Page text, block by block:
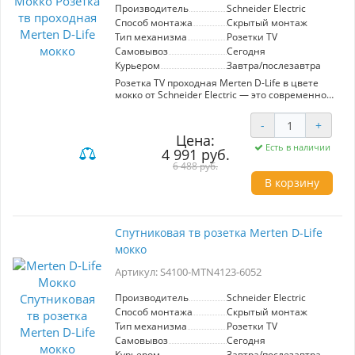
Производитель
Schneider Electric
Способ монтажа
Скрытый монтаж
Тип механизма
Розетки TV
Самовывоз
Сегодня
Курьером
Завтра/послезавтра
Розетка TV проходная Merten D-Life в цвете
мокко от Schneider Electric — это современное
видеосигналов в вашем интерьере. Эта
модель сочетает в себе стильный дизайн и
высокую функциональность, что делает её
идеальной для использования в домашних
кинотеатрах и жилых помещениях.
Преимущества включают простоту установки
и возможность интеграции с другими
гармоничное сочетание с интерьером.
Розетка обеспечивает надежное соединение и
высокое качество передачи сигнала, что
особенно важно для современных
элегантность и легко вписывается в
размеры позволяют установить её в любом
удобном месте. Выбирая эту модель, вы
получаете не только практичное, но и
эстетически привлекательное решение для
своих нужд в области телевидения.
Цена:
4 991 руб.
6 488 руб.
- +
Есть в наличии
В корзину
Спутниковая тв розетка Merten D-Life
мокко
Артикул: S4100-MTN4123-6052
Производитель
Schneider Electric
Способ монтажа
Скрытый монтаж
Тип механизма
Розетки TV
Самовывоз
Сегодня